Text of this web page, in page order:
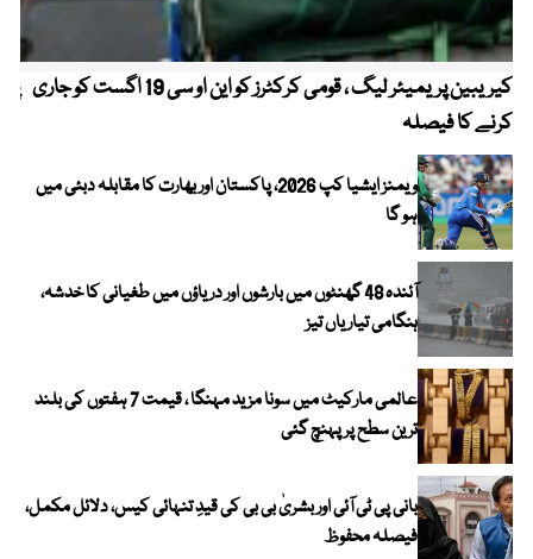
کیریبین پریمیئر لیگ ، قومی کرکٹرز کو این او سی 19 اگست کو جاری
کرنے کا فیصلہ
ویمنز ایشیا کپ 2026، پاکستان اور بھارت کا مقابلہ دبئی میں
ہو گا
آئندہ 48 گھنٹوں میں بارشوں اور دریاؤں میں طغیانی کا خدشہ،
ہنگامی تیاریاں تیز
عالمی مارکیٹ میں سونا مزید مہنگا ، قیمت 7 ہفتوں کی بلند
ترین سطح پر پہنچ گئی
بانی پی ٹی آئی اور بشریٰ بی بی کی قیدِ تنہائی کیس، دلائل مکمل،
فیصلہ محفوظ